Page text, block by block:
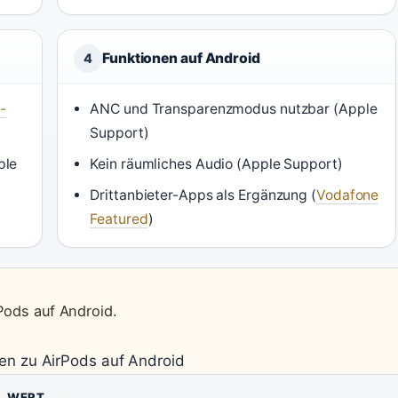
4 Funktionen auf Android
ANC und Transparenzmodus nutzbar (Apple
Support)
Kein räumliches Audio (Apple Support)
Drittanbieter-Apps als Ergänzung (Vodafone
Featured)
auf Android.
zu AirPods auf Android